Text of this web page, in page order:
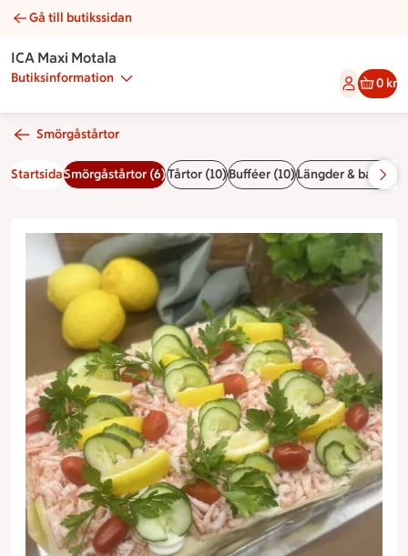
Smörgåstårta med räkgarnering | Catering ICA Maxi Motala
Gå till butikssidan
ICA Maxi Motala
Butiksinformation 0 kr
Smörgåstårtor
StartsidaSmörgåstårtor (6)Tårtor (10)Bufféer (10)Längder &